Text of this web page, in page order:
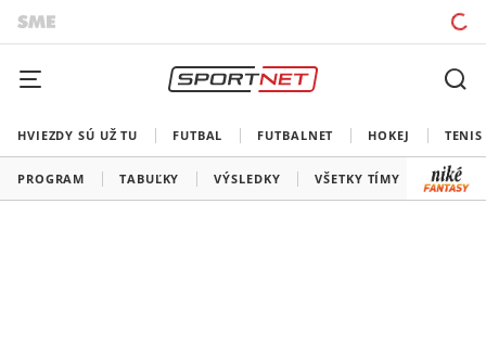
HVIEZDY SÚ UŽ TU FUTBAL FUTBALNET HOKEJ TENIS
PROGRAM TABUĽKY VÝSLEDKY VŠETKY TÍMY